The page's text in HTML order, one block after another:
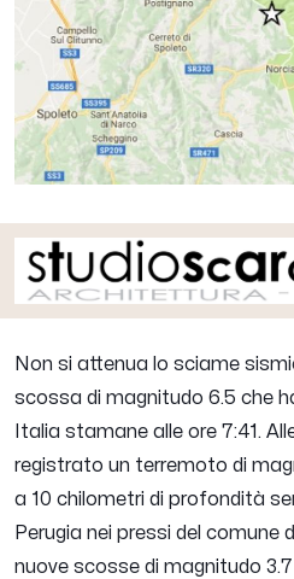
Non si attenua lo sciame
scossa di magnitudo 6.5 che
Italia stamane alle ore 7:41.
registrato un terremoto di
a 10 chilometri di profondità
Perugia nei pressi del comune
nuove scosse di magnitudo